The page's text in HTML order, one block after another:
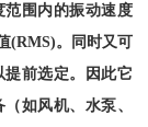
围内的振动速度
(RMS)。同时又可
前选定。因此它
如风机、水泵、